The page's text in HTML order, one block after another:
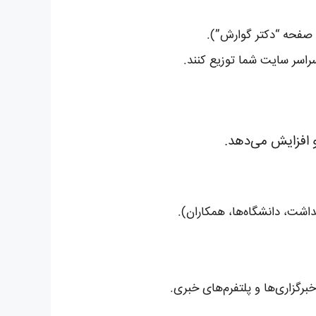
صفحه “دکتر گوارش”).
افزایش می‌دهد.
دانشگاه‌ها، همکاران).
و پلتفرم‌های خبری.